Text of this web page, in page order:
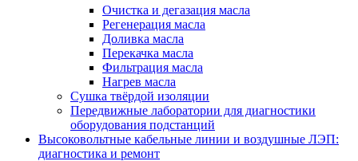
Очистка и дегазация масла
Регенерация масла
Доливка масла
Перекачка масла
Фильтрация масла
Нагрев масла
Сушка твёрдой изоляции
Передвижные лаборатории для диагностики
оборудования подстанций
Высоковольтные кабельные линии и воздушные ЛЭП:
диагностика и ремонт